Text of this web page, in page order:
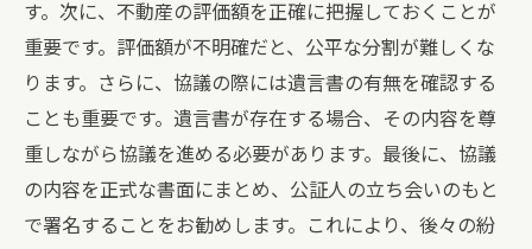
す。次に、不動産の評価額を正確に把握しておくことが
重要です。評価額が不明確だと、公平な分割が難しくな
ります。さらに、協議の際には遺言書の有無を確認する
ことも重要です。遺言書が存在する場合、その内容を尊
重しながら協議を進める必要があります。最後に、協議
の内容を正式な書面にまとめ、公証人の立ち会いのもと
で署名することをお勧めします。これにより、後々の紛